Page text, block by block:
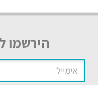
הירשמו